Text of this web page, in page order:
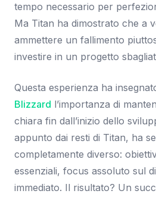
tempo necessario per
Ma Titan ha dimostrato che a
ammettere un fallimento
investire in un progetto
Questa esperienza ha
Blizzard l’importanza di
chiara fin dall’inizio dello
appunto dai resti di Titan, ha
completamente diverso:
essenziali, focus assoluto sul
immediato. Il risultato? Un